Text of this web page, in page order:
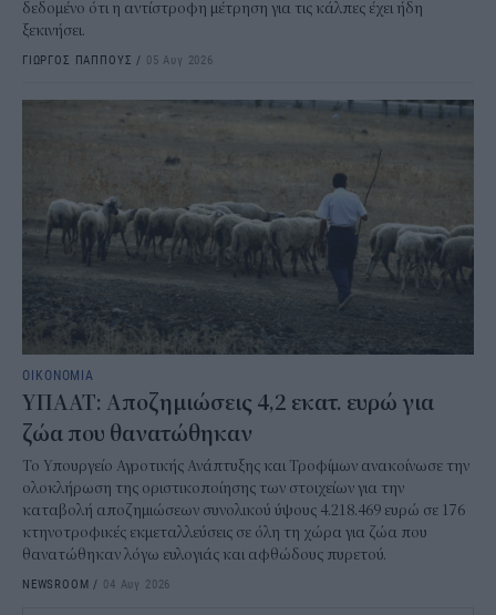
δεδομένο ότι η αντίστροφη μέτρηση για τις κάλπες έχει ήδη
ξεκινήσει.
ΓΙΩΡΓΟΣ ΠΑΠΠΟΥΣ / 05 Αυγ 2026
ΟΙΚΟΝΟΜΙΑ
ΥΠΑΑΤ: Αποζημιώσεις 4,2 εκατ. ευρώ για
ζώα που θανατώθηκαν
Το Υπουργείο Αγροτικής Ανάπτυξης και Τροφίμων ανακοίνωσε την
ολοκλήρωση της οριστικοποίησης των στοιχείων για την
καταβολή αποζημιώσεων συνολικού ύψους 4.218.469 ευρώ σε 176
κτηνοτροφικές εκμεταλλεύσεις σε όλη τη χώρα για ζώα που
θανατώθηκαν λόγω ευλογιάς και αφθώδους πυρετού.
NEWSROOM / 04 Αυγ 2026